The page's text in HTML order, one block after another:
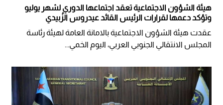
هيئة الشؤون الاجتماعية تعقد اجتماعها الدوري لشهر يوليو
وتؤكد دعمها لقرارات الرئيس القائد عيدروس الزُبيدي
عقدت هيئة الشؤون الاجتماعية بالامانة العامة لهيئة رئاسة
المجلس الانتقالي الجنوبي العربي، اليوم الخمي...